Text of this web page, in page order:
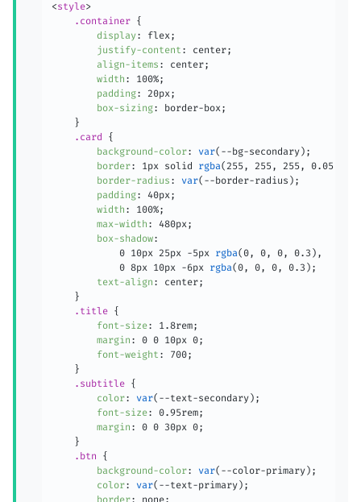
<style>
.container {
display: flex;
justify-content : center;
align-items : center;
width : 100%;
padding: 20px;
box-sizing: border-box;
}
.card
{
background-color: var( --bg-secondary ) ;
border: 1px solid rgba(255 , 255 , 255 , 0.05
border-radius : var( --border-radius ) ;
padding: 40px;
width : 100%;
max-width : 480px;
box-shadow:
            0 10px 25px -5px
rgba( 0, 0, 0, 0.3 ) ,
            0 8px 10px -6px
rgba( 0, 0, 0, 0.3 ) ;
text-align : center;
}
.title {
font-size: 1.8rem;
margin : 0 0 10px 0;
font-weight : 700;
}
.subtitle {
color: var( --text-secondary ) ;
font-size: 0.95rem;
margin : 0 0 30px 0;
}
.btn
{
background-color: var( --color-primary ) ;
color: var( --text-primary ) ;
border: none;